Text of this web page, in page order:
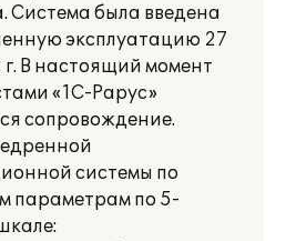
Система была введена
эксплуатацию 27
В настоящий момент
«1С-Рарус»
сопровождение.
системы по
параметрам по 5-